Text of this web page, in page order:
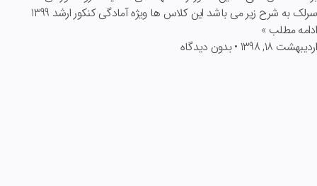
سرلک به شرح زیر می باشد این کلاس ها ویژه آمادگی کنکور ارشد 1399
ادامه مطلب »
اردیبهشت 18, 1398
بدون دیدگاه